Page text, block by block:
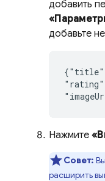
добавить
добавьте
{" title
" rating
"
Нажмите
Совет:
расширить